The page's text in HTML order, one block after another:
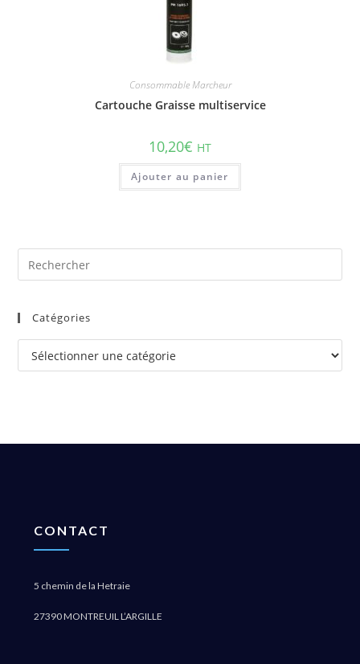
Consommable Marcheur
Cartouche Graisse multiservice
10,20€ HT
Ajouter au panier
Catégories
CONTACT
5 chemin de la Hetraie
27390 MONTREUIL L’ARGILLE